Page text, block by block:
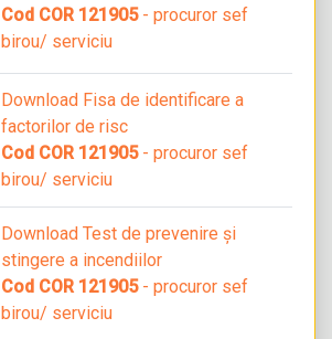
Cod COR 121905- procuror sef
birou/ serviciu
Download Fisa de identificare a
factorilor de risc
Cod COR 121905- procuror sef
birou/ serviciu
Download Test de prevenire și
stingere a incendiilor
Cod COR 121905- procuror sef
birou/ serviciu